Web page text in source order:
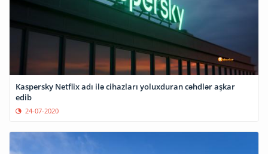
Kaspersky Netflix adı ilə cihazları yoluxduran cəhdlər aşkar
edib
24-07-2020